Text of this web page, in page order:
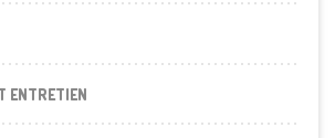
ENTRETIEN